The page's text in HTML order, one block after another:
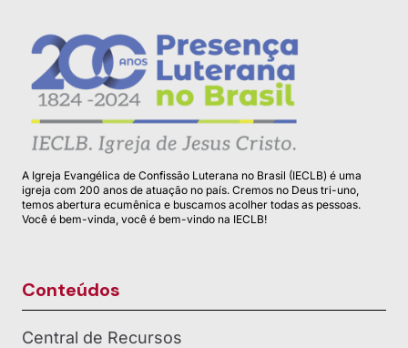
A Igreja Evangélica de Confissão Luterana no Brasil (IECLB) é uma
igreja com 200 anos de atuação no país. Cremos no Deus tri-uno,
temos abertura ecumênica e buscamos acolher todas as pessoas.
Você é bem-vinda, você é bem-vindo na IECLB!
Conteúdos
Central de Recursos